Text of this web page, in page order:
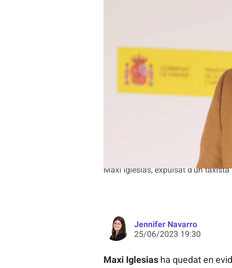
Maxi Iglesias, expulsat d'un
Jennifer Navarro
25/06/2023 19:30
Maxi Iglesiasha quedat en